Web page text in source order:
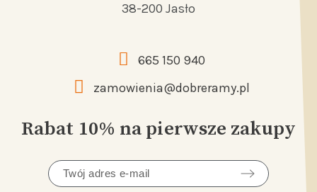
38-200 Jasło
665 150 940
zamowienia@dobreramy.pl
Rabat 10% na pierwsze zakupy